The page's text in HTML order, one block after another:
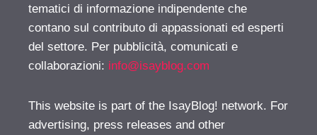
tematici di informazione indipendente che
contano sul contributo di appassionati ed esperti
del settore. Per pubblicità, comunicati e
collaborazioni: info@isayblog.com
This website is part of the IsayBlog! network. For
advertising, press releases and other